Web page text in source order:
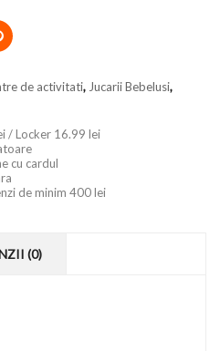
de activitati, Jucarii Bebelusi,
/ Locker 16.99 lei
cu cardul
de minim 400 lei
(0)